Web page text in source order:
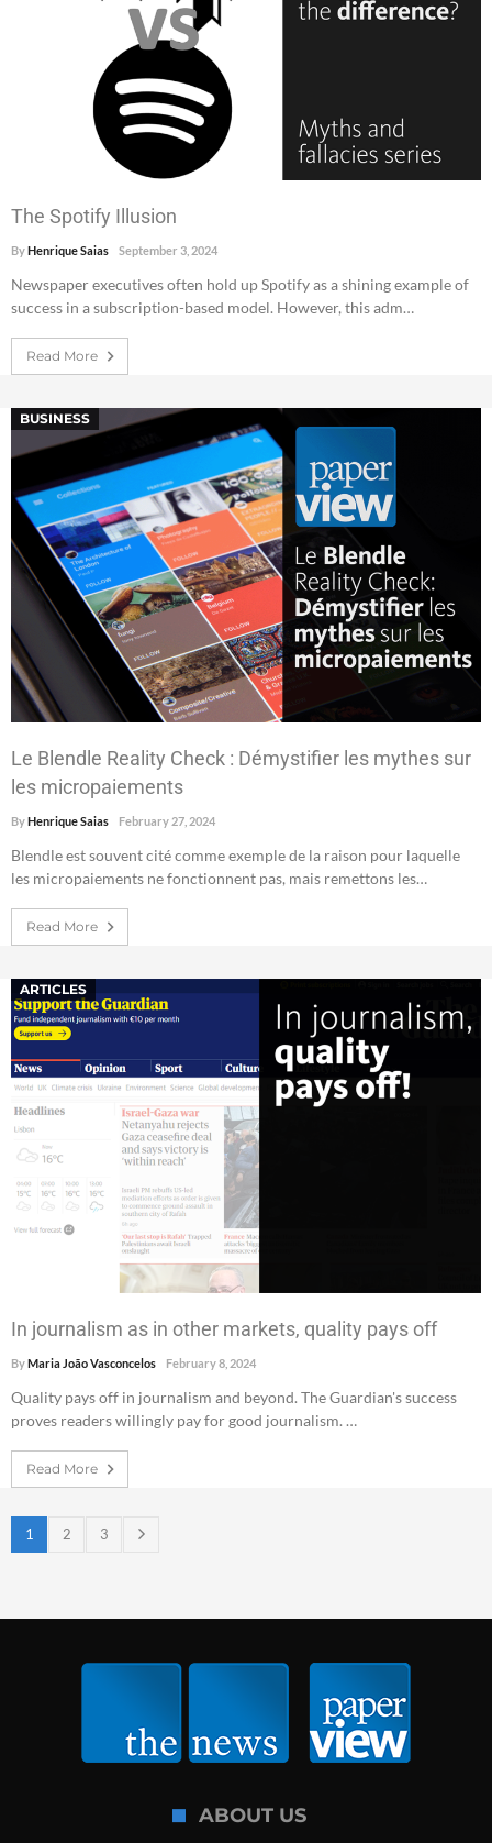
The Spotify Illusion
ByHenrique Saias September 3, 2024
Newspaper executives often hold up Spotify as a shining example of
success in a subscription-based model. However, this adm…
Read More
BUSINESS
Le Blendle Reality Check : Démystifier les mythes sur
les micropaiements
ByHenrique Saias February 27, 2024
Blendle est souvent cité comme exemple de la raison pour laquelle
les micropaiements ne fonctionnent pas, mais remettons les…
Read More
ARTICLES
In journalism as in other markets, quality pays off
ByMaria João Vasconcelos February 8, 2024
Quality pays off in journalism and beyond. The Guardian's success
proves readers willingly pay for good journalism. …
Read More
1 2 3
ABOUT US